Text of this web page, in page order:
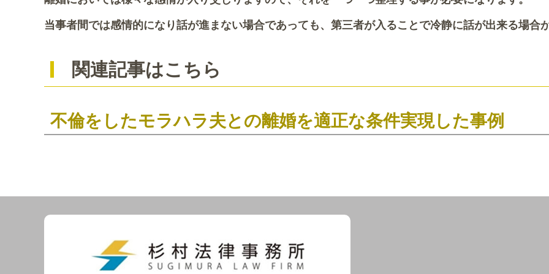
当事者間では感情的になり話が進まない場合であっても、第三者が入ることで冷静に話が出来る場合
関連記事はこちら
不倫をしたモラハラ夫との離婚を適正な条件実現した事例